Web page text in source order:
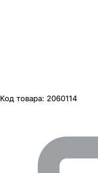
Код товара: 2060114